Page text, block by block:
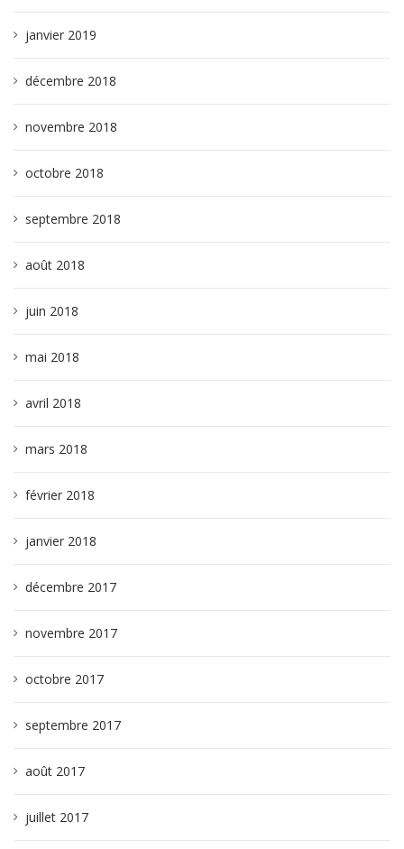
janvier 2019
décembre 2018
novembre 2018
octobre 2018
septembre 2018
août 2018
juin 2018
mai 2018
avril 2018
mars 2018
février 2018
janvier 2018
décembre 2017
novembre 2017
octobre 2017
septembre 2017
août 2017
juillet 2017